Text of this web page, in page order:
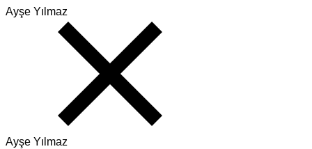
Ayşe Yılmaz
Ayşe Yılmaz